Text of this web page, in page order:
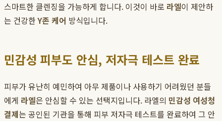
스마트한 클렌징을 가능하게 합니다. 이것이 바로 라엘이 제안하
는 건강한Y존 케어 방식입니다.
민감성 피부도 안심, 저자극 테스트 완료
피부가 유난히 예민하여 아무 제품이나 사용하기 어려웠던 분들
에게 라엘은 안심할 수 있는 선택지입니다. 라엘의 민감성 여성청
결제는 공인된 기관을 통해 피부 저자극 테스트를 완료하여 그 안